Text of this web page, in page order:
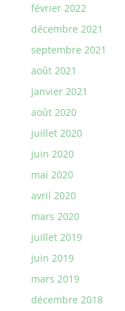
février 2022
décembre 2021
septembre 2021
août 2021
janvier 2021
août 2020
juillet 2020
juin 2020
mai 2020
avril 2020
mars 2020
juillet 2019
juin 2019
mars 2019
décembre 2018